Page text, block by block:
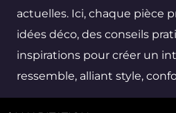
actuelles. Ici, chaque pièce
idées déco, des conseils
inspirations pour créer un
ressemble, alliant style,